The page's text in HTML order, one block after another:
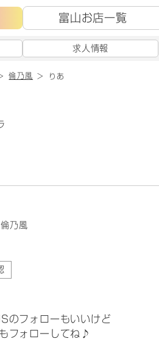
富山お店一覧
求人情報
倫乃風 りあ
乃風
のフォローもいいけど
フォローしてね♪